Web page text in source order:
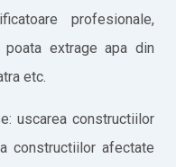
profesionale,
extrage apa din
etc.
uscarea constructiilor
constructiilor afectate